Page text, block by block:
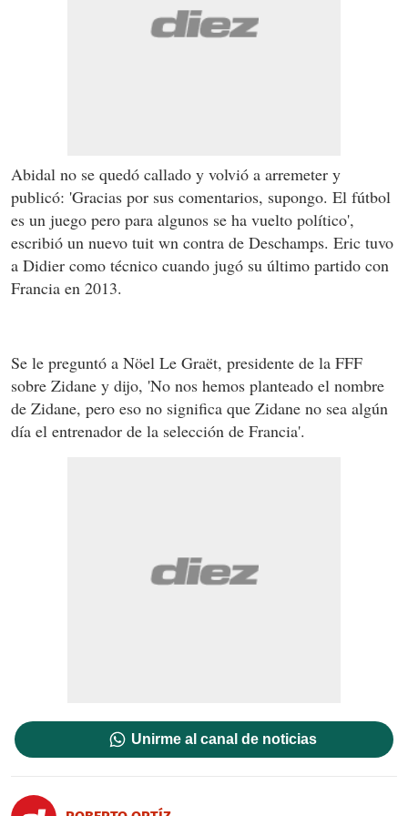
Abidal no se quedó callado y volvió a arremeter y
publicó: 'Gracias por sus comentarios, supongo. El fútbol
es un juego pero para algunos se ha vuelto político',
escribió un nuevo tuit wn contra de Deschamps. Eric tuvo
a Didier como técnico cuando jugó su último partido con
Francia en 2013.
Se le preguntó a Nöel Le Graët, presidente de la FFF
sobre Zidane y dijo, 'No nos hemos planteado el nombre
de Zidane, pero eso no significa que Zidane no sea algún
día el entrenador de la selección de Francia'.
Unirme al canal de noticias